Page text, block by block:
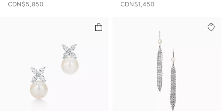
CDN$5,850
CDN$1,450